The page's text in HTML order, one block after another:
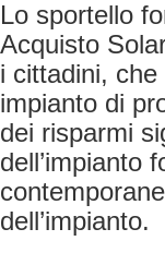
Lo sportello
Acquisto
i cittadini, che
impianto di
dei risparmi
dell’impianto
dell’impianto.